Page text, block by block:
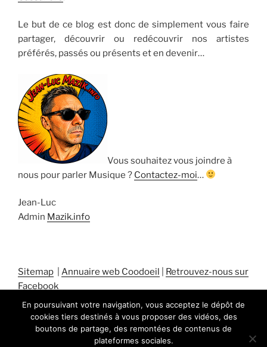
Le but de ce blog est donc de simplement vous faire
partager, découvrir ou redécouvrir nos artistes
préférés, passés ou présents et en devenir…
Vous souhaitez vous joindre à
nous pour parler Musique ? Contactez-moi…
Jean-Luc
Admin Mazik.info
Sitemap Annuaire web Coodoeil
Retrouvez-nous sur
Facebook
En poursuivant votre navigation, vous acceptez le dépôt de
cookies tiers destinés à vous proposer des vidéos, des
boutons de partage, des remontées de contenus de
plateformes sociales.